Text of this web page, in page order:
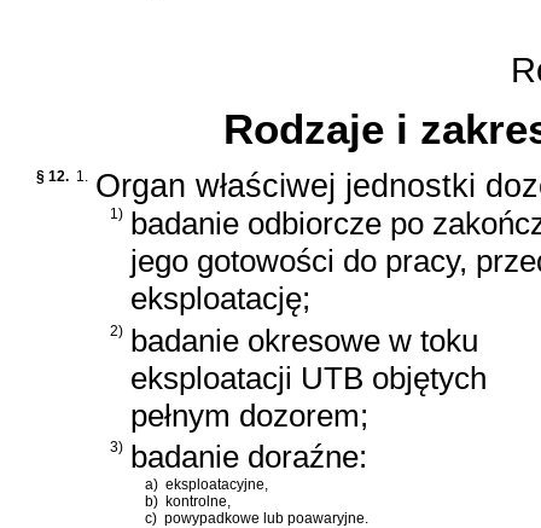
Rodzaje i
§ 12. 1. Organ właściwej jednostki
1) badanie odbiorcze po
jego gotowości do pracy,
eksploatację;
2) badanie okresowe w toku
eksploatacji UTB objętych
pełnym dozorem;
3) badanie doraźne:
a) eksploatacyjne,
b) kontrolne,
c) powypadkowe lub poawaryjne.